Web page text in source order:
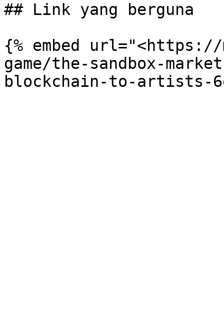
## Link yang berguna
{% embed url="<https://
game/the-sandbox-